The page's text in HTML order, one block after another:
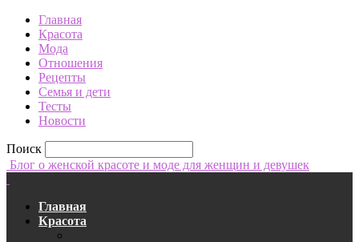
Главная
Красота
Мода
Отношения
Рецепты
Семья и дети
Тесты
Новости
Поиск
Блог о женской красоте и моде для женщин и девушек
Главная
Красота